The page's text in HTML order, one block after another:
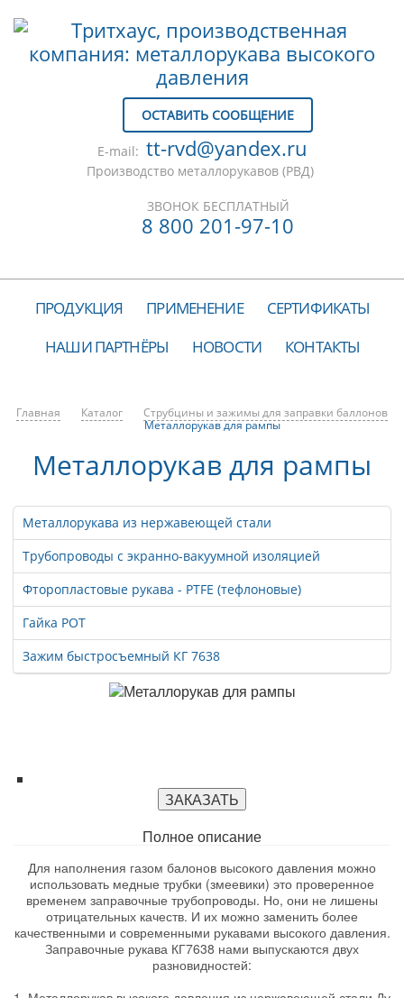
ОСТАВИТЬ СООБЩЕНИЕ
E-mail: tt-rvd@yandex.ru
Производство металлорукавов (РВД)
ЗВОНОК БЕСПЛАТНЫЙ
8 800 201-97-10
ПРОДУКЦИЯ ПРИМЕНЕНИЕ
СЕРТИФИКАТЫ
НАШИ ПАРТНЁРЫ
НОВОСТИ КОНТАКТЫ
Главная Каталог
Струбцины и зажимы для заправки баллонов
Металлорукав для рампы
Металлорукав для рампы
Металлорукава из нержавеющей стали
Трубопроводы с экранно-вакуумной изоляцией
Фторопластовые рукава - PTFE (тефлоновые)
Гайка РОТ
Зажим быстросъемный КГ 7638
ЗАКАЗАТЬ
Полное описание
Для наполнения газом балонов высокого давления можно
использовать медные трубки (змеевики) это проверенное
временем заправочные трубопроводы. Но, они не лишены
отрицательных качеств. И их можно заменить более
качественными и современными рукавами высокого давления.
Заправочные рукава КГ7638 нами выпускаются двух
разновидностей: